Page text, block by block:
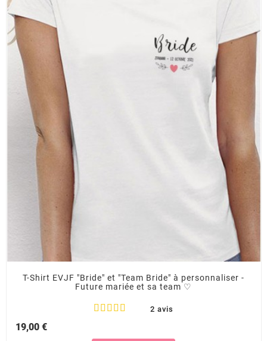
T-Shirt EVJF "Bride" et "Team Bride" à personnaliser -
Future mariée et sa team ♡
2 avis
19,00 €